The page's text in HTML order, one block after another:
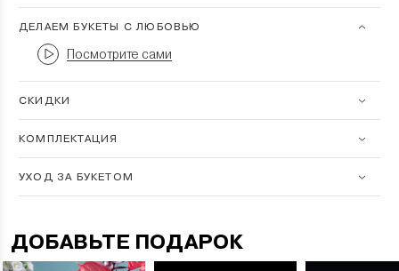
ДЕЛАЕМ БУКЕТЫ С ЛЮБОВЬЮ
Посмотрите сами
СКИДКИ
КОМПЛЕКТАЦИЯ
УХОД ЗА БУКЕТОМ
ДОБАВЬТЕ ПОДАРОК